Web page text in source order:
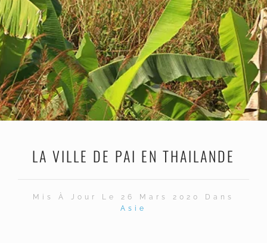
LA VILLE DE PAI EN THAILANDE
Mis À Jour Le 26 Mars 2020 Dans
Asie